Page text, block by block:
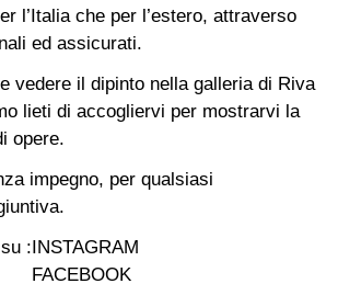
l’Italia che per l’estero, attraverso
ed assicurati.
vedere il dipinto nella galleria di Riva
lieti di accogliervi per mostrarvi la
opere.
impegno, per qualsiasi
:INSTAGRAM
FACEBOOK